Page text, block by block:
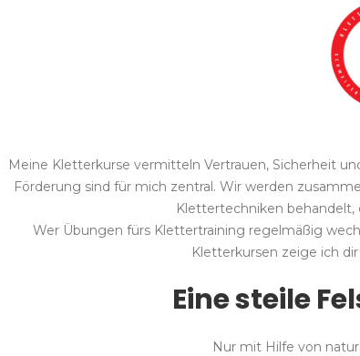
Meine Kletterkurse vermitteln Vertrauen, Sicherheit
Förderung sind für mich zentral. Wir werden
Klettertechniken behandelt,
Wer Übungen fürs Klettertraining regelmäßig
Kletterkursen zeige ich
Eine steile
Nur mit Hilfe von